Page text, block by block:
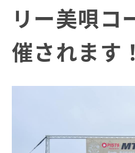
リー美唄コ
催されます！